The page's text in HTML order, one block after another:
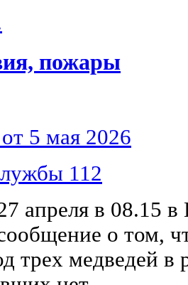
пожары
5 мая 2026
112
апреля в 08.15
о том,
трех медведей в